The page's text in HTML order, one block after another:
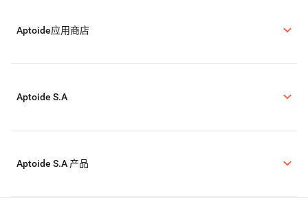
Aptoide应用商店
Aptoide S.A
Aptoide S.A 产品